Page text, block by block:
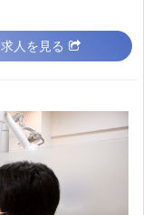
求人を見る